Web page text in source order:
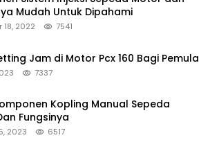
Mudah Untuk Dipahami
18, 2022 7541
Jam di Motor Pcx 160 Bagi Pemula
7337
Kopling Manual Sepeda
Fungsinya
2023 6517